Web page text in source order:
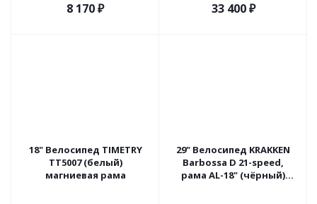
8 170₽ 33 400₽
18" Велосипед TIMETRY
TT5007 (белый)
магниевая рама
29" Велосипед KRAKKEN
Barbossa D 21-speed,
рама AL-18" (чёрный)